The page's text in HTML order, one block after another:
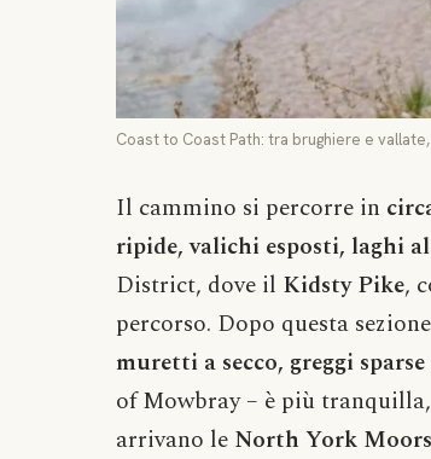
Coast to Coast Path: tra brughiere e
Il cammino si percorre in
ripide, valichi esposti, laghi
District, dove il Kidsty Pike,
percorso. Dopo questa
muretti a secco, greggi
of Mowbray – è più
arrivano le North York Moors